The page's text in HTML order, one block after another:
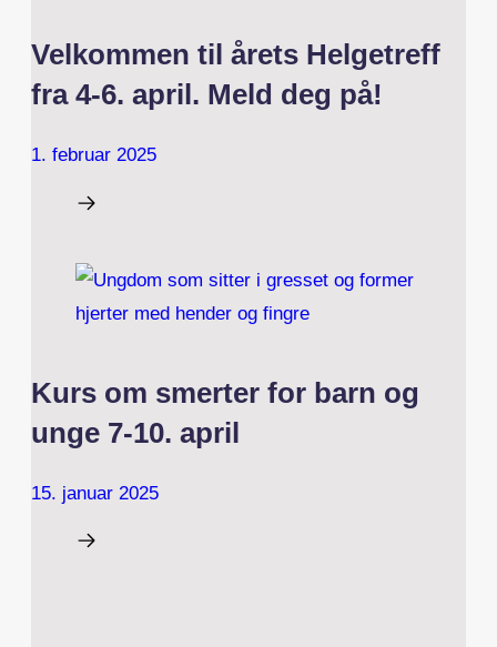
Velkommen til årets Helgetreff
fra 4-6. april. Meld deg på!
1. februar 2025
Kurs om smerter for barn og
unge 7-10. april
15. januar 2025